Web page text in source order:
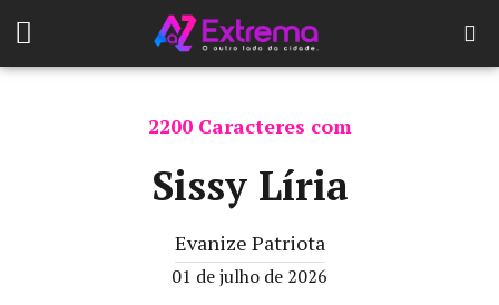
2200 Caracteres com
Sissy Líria
Evanize Patriota
01 de julho de 2026